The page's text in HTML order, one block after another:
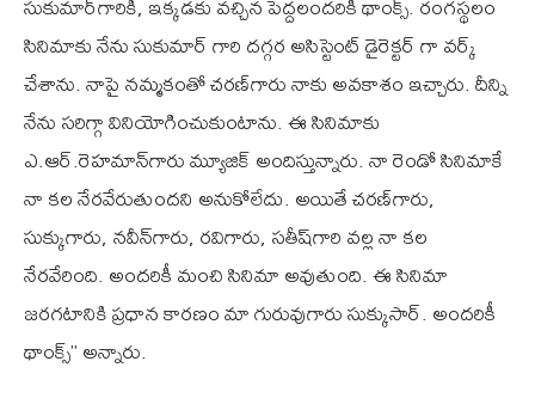
సినిమాకు నేను సుకుమార్ గారి దగ్గర అసిస్టెంట్ డైరెక్టర్ గా వర్క్
చేశాను. నాపై నమ్మకంతో చరణ్‌గారు నాకు అవకాశం ఇచ్చారు. దీన్ని
నేను సరిగ్గా వినియోగించుకుంటాను. ఈ సినిమాకు
ఎ.ఆర్.రెహమాన్‌గారు మ్యూజిక్ అందిస్తున్నారు. నా రెండో సినిమాకే
నా కల నేరవేరుతుందని అనుకోలేదు. అయితే చరణ్‌గారు,
సుక్కుగారు, నవీన్‌గారు, రవిగారు, సతీష్‌గారి వల్ల నా కల
నేరవేరింది. అందరికీ మంచి సినిమా అవుతుంది. ఈ సినిమా
జరగటానికి ప్రధాన కారణం మా గురువుగారు సుక్కుసార్. అందరికీ
థాంక్స్’’ అన్నారు.